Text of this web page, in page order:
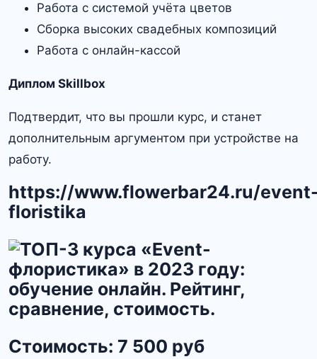
Работа с системой учёта цветов
Сборка высоких свадебных композиций
Работа с онлайн-кассой
Диплом Skillbox
Подтвердит, что вы прошли курс, и станет
дополнительным аргументом при устройстве на
работу.
https://www.flowerbar24.ru/
floristika
Стоимость: 7 500 руб